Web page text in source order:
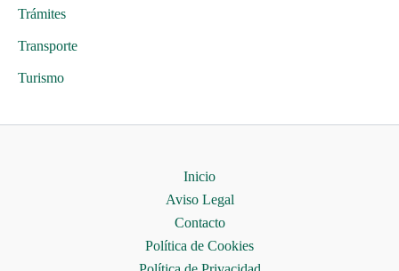
Trámites
Transporte
Turismo
Inicio
Aviso Legal
Contacto
Política de Cookies